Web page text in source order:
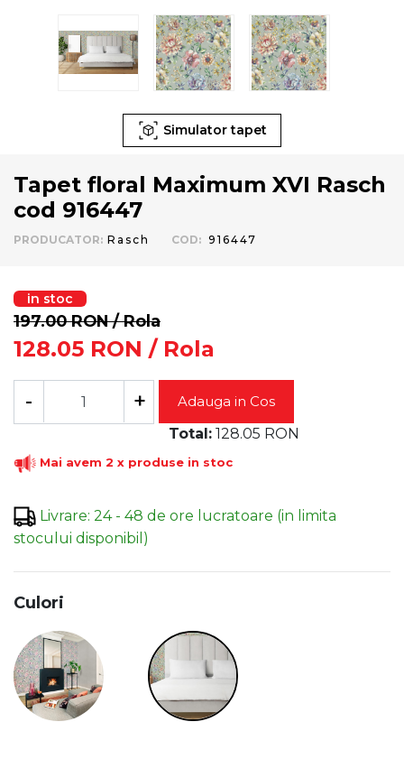
Simulator tapet
Tapet floral Maximum XVI Rasch
cod 916447
PRODUCATOR: Rasch COD: 916447
in stoc
197.00 RON / Rola
128.05 RON / Rola
- +
Adauga in Cos
Total: 128.05 RON
Mai avem 2 x produse in stoc
Livrare: 24 - 48 de ore lucratoare (in limita
stocului disponibil)
Culori